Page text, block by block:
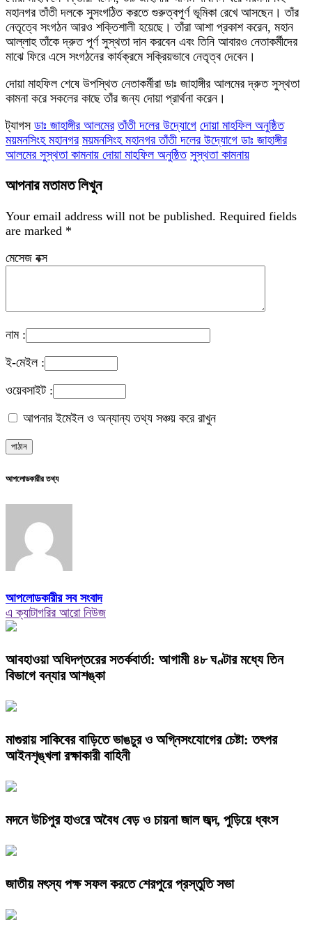
মহানগর তাঁতী দলকে সুসংগঠিত করতে গুরুত্বপূর্ণ ভূমিকা রেখে আসছেন। তাঁর
নেতৃত্বে সংগঠন আরও শক্তিশালী হয়েছে। তাঁরা আশা প্রকাশ করেন, মহান
আল্লাহ তাঁকে দ্রুত পূর্ণ সুস্থতা দান করবেন এবং তিনি আবারও নেতাকর্মীদের
মাঝে ফিরে এসে সংগঠনের কার্যক্রমে সক্রিয়ভাবে নেতৃত্ব দেবেন।
দোয়া মাহফিল শেষে উপস্থিত নেতাকর্মীরা ডাঃ জাহাঙ্গীর আলমের দ্রুত সুস্থতা
কামনা করে সকলের কাছে তাঁর জন্য দোয়া প্রার্থনা করেন।
ট্যাগস ডাঃ জাহাঙ্গীর আলমের তাঁতী দলের উদ্যোগে দোয়া মাহফিল অনুষ্ঠিত
ময়মনসিংহ মহানগর ময়মনসিংহ মহানগর তাঁতী দলের উদ্যোগে ডাঃ জাহাঙ্গীর
আলমের সুস্থতা কামনায় দোয়া মাহফিল অনুষ্ঠিত সুস্থতা কামনায়
আপনার মতামত লিখুন
Your email address will not be published. Required fields
are marked *
মেসেজ বক্স
নাম :
ই-মেইল :
ওয়েবসাইট :
আপনার ইমেইল ও অন্যান্য তথ্য সঞ্চয় করে রাখুন
আপলোডকারীর তথ্য
আপলোডকারীর সব সংবাদ
এ ক্যাটাগরির আরো নিউজ
আবহাওয়া অধিদপ্তরের সতর্কবার্তা: আগামী ৪৮ ঘণ্টার মধ্যে তিন
বিভাগে বন্যার আশঙ্কা
মাগুরায় সাকিবের বাড়িতে ভাঙচুর ও অগ্নিসংযোগের চেষ্টা: তৎপর
আইনশৃঙ্খলা রক্ষাকারী বাহিনী
মদনে উচিপুর হাওরে অবৈধ বেড় ও চায়না জাল জব্দ, পুড়িয়ে ধ্বংস
জাতীয় মৎস্য পক্ষ সফল করতে শেরপুরে প্রস্তুতি সভা